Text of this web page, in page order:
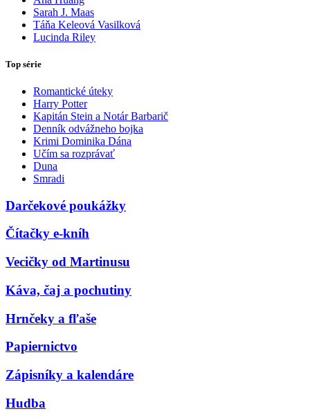
Sarah J. Maas
Táňa Keleová Vasilková
Lucinda Riley
Top série
Romantické úteky
Harry Potter
Kapitán Stein a Notár Barbarič
Denník odvážneho bojka
Krimi Dominika Dána
Učím sa rozprávať
Duna
Smradi
Darčekové poukážky
Čítačky e-kníh
Vecičky od Martinusu
Káva, čaj a pochutiny
Hrnčeky a fľaše
Papiernictvo
Zápisníky a kalendáre
Hudba